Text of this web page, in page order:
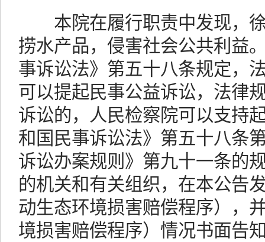
本院在履行职责中发现，徐
捞水产品，侵害社会公共利益
事诉讼法》第五十八条规定，
可以提起民事公益诉讼，法律
诉讼的，人民检察院可以支持
和国民事诉讼法》第五十八条
诉讼办案规则》第九十一条的
的机关和有关组织，在本公告
动生态环境损害赔偿程序），
境损害赔偿程序）情况书面告